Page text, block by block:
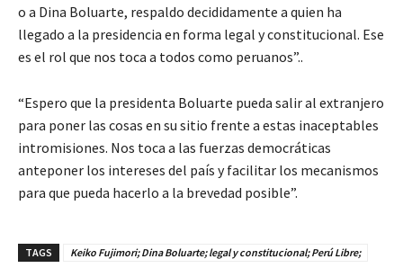
o a Dina Boluarte, respaldo decididamente a quien ha
llegado a la presidencia en forma legal y constitucional. Ese
es el rol que nos toca a todos como peruanos”..
“Espero que la presidenta Boluarte pueda salir al extranjero
para poner las cosas en su sitio frente a estas inaceptables
intromisiones. Nos toca a las fuerzas democráticas
anteponer los intereses del país y facilitar los mecanismos
para que pueda hacerlo a la brevedad posible”.
TAGS Keiko Fujimori; Dina Boluarte; legal y constitucional; Perú Libre;